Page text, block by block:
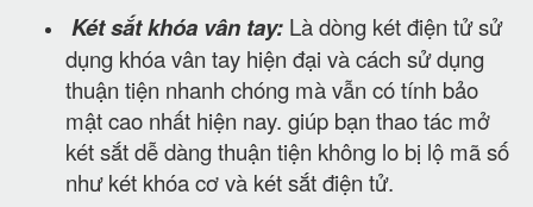
Két sắt khóa vân tay: Là dòng két điện tử sử
dụng khóa vân tay hiện đại và cách sử dụng
thuận tiện nhanh chóng mà vẫn có tính bảo
mật cao nhất hiện nay. giúp bạn thao tác mở
két sắt dễ dàng thuận tiện không lo bị lộ mã số
như két khóa cơ và két sắt điện tử.